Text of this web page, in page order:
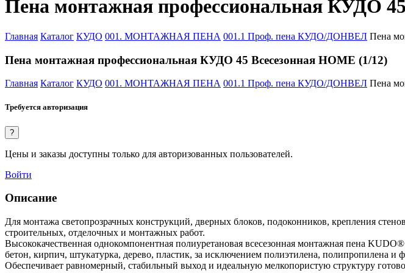
Пена монтажная профессиональная КУДО
Главная Каталог КУДО 001. МОНТАЖНАЯ ПЕНА 001.1 Проф. пена КУДО/ДОНВЕЛ Пена
Пена монтажная профессиональная КУДО 45 Всесезонная HOME (1/12)
Главная Каталог КУДО 001. МОНТАЖНАЯ ПЕНА 001.1 Проф. пена КУДО/ДОНВЕЛ Пена
Требуется авторизация
?
Цены и заказы доступны только для авторизованных пользователей.
Войти
Описание
Для монтажа светопрозрачных конструкций, дверных блоков, подоконников, крепления
строительных, отделочных и монтажных работ.
Высококачественная однокомпонентная полиуретановая всесезонная монтажная пена
бетон, кирпич, штукатурка, дерево, пластик, за исключением полиэтилена, полипропилена и
Обеспечивает равномерный, стабильный выход и идеальную мелкопористую структуру